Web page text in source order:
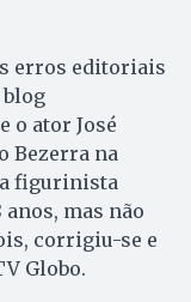
erros editoriais
blog
o ator José
Bezerra na
a figurinista
mas não
corrigiu-se e
Globo.